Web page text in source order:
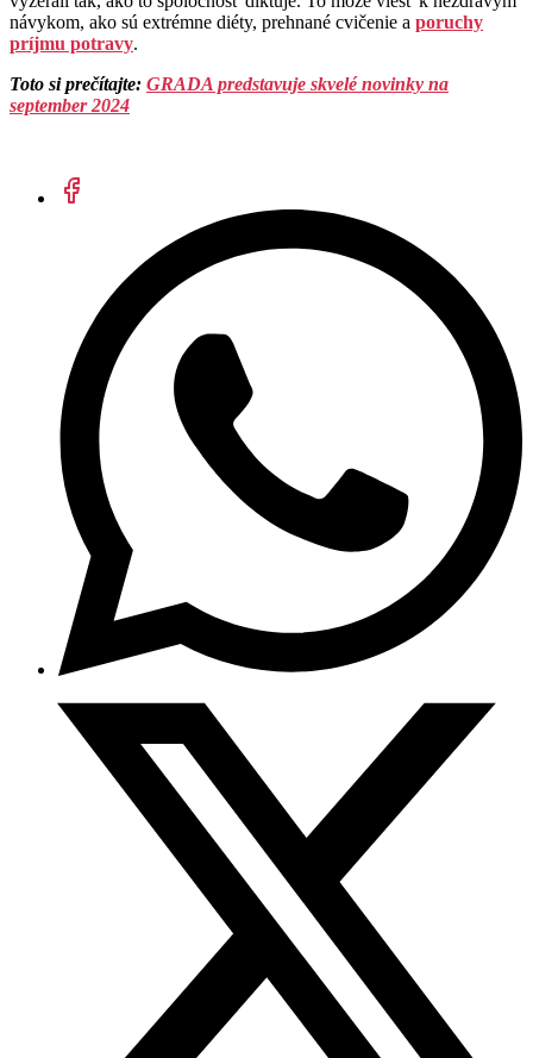
návykom, ako sú extrémne diéty, prehnané cvičenie a poruchy
príjmu potravy.
Toto si prečítajte: GRADA predstavuje skvelé novinky na
september 2024